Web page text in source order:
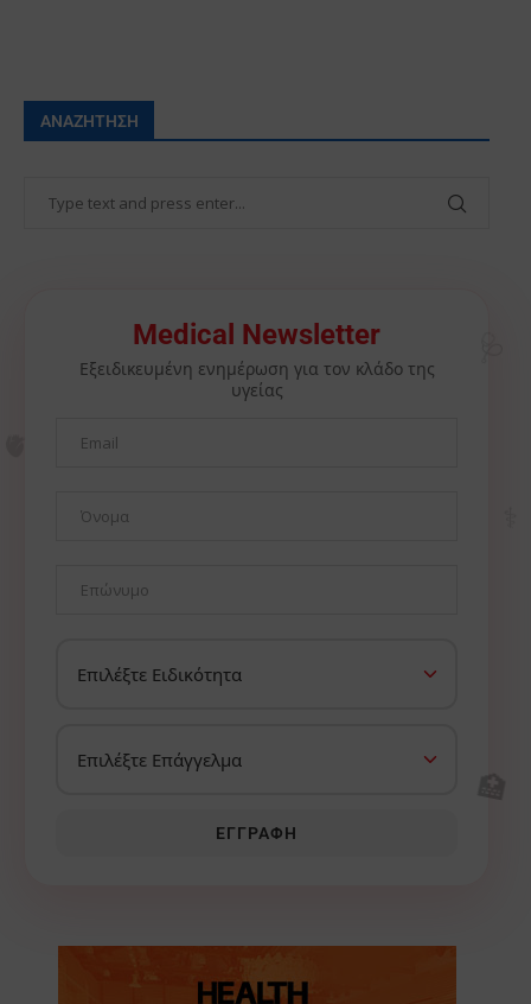
ΑΝΑΖΉΤΗΣΗ
Medical Newsletter
Εξειδικευμένη ενημέρωση για τον κλάδο της
υγείας
ΕΓΓΡΑΦΉ